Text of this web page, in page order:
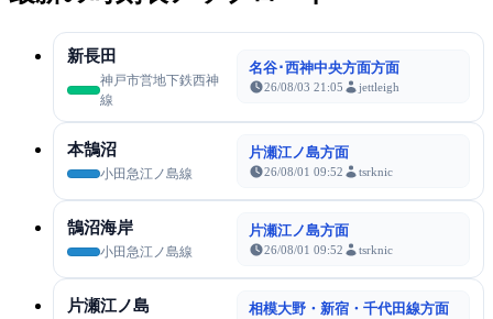
新長田
神戸市営地下鉄西神
線
名谷･西神中央方面方面
26/08/03 21:05 jettleigh
本鵠沼
小田急江ノ島線
片瀬江ノ島方面
26/08/01 09:52 tsrknic
鵠沼海岸
小田急江ノ島線
片瀬江ノ島方面
26/08/01 09:52 tsrknic
片瀬江ノ島 相模大野・新宿・千代田線方面